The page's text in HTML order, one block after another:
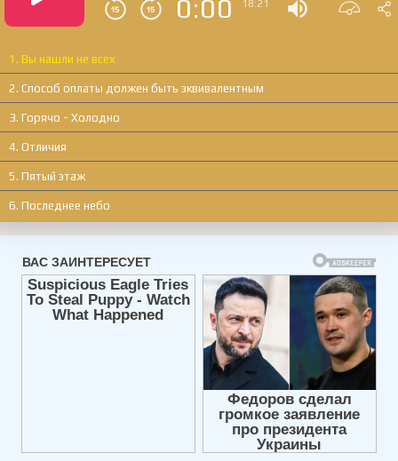
0:00 18:21
1. Вы нашли не всех
2. Способ оплаты должен быть эквивалентным
3. Горячо - Холодно
4. Отличия
5. Пятый этаж
6. Последнее небо